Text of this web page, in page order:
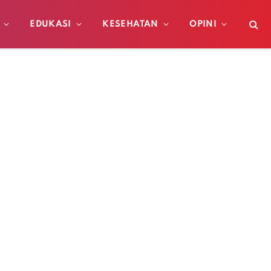
EDUKASI KESEHATAN OPINI